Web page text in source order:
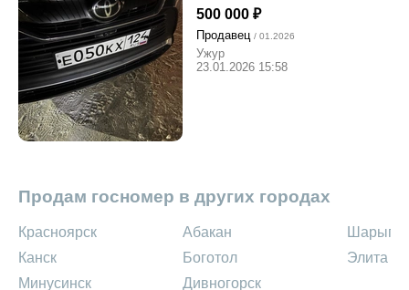
500 000
Продавец / 01.2026
Ужур
23.01.2026 15:58
Продам госномер в других городах
Красноярск
Канск
Минусинск
Абакан
Боготол
Дивногорск
Элита